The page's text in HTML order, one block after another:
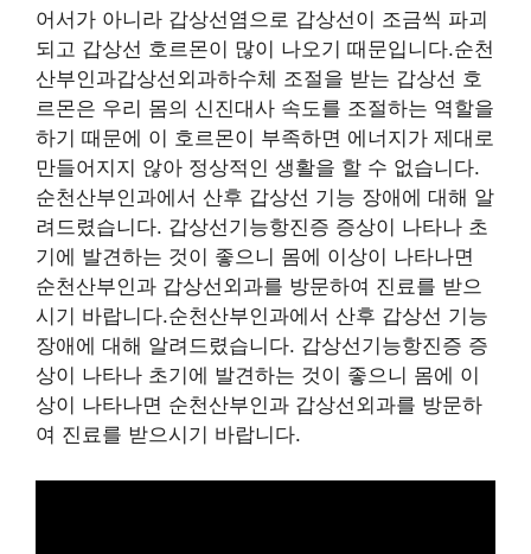
어서가 아니라 갑상선염으로 갑상선이 조금씩 파괴
되고 갑상선 호르몬이 많이 나오기 때문입니다.순천
산부인과갑상선외과하수체 조절을 받는 갑상선 호
르몬은 우리 몸의 신진대사 속도를 조절하는 역할을
하기 때문에 이 호르몬이 부족하면 에너지가 제대로
만들어지지 않아 정상적인 생활을 할 수 없습니다.
순천산부인과에서 산후 갑상선 기능 장애에 대해 알
려드렸습니다. 갑상선기능항진증 증상이 나타나 초
기에 발견하는 것이 좋으니 몸에 이상이 나타나면
순천산부인과 갑상선외과를 방문하여 진료를 받으
시기 바랍니다.순천산부인과에서 산후 갑상선 기능
장애에 대해 알려드렸습니다. 갑상선기능항진증 증
상이 나타나 초기에 발견하는 것이 좋으니 몸에 이
상이 나타나면 순천산부인과 갑상선외과를 방문하
여 진료를 받으시기 바랍니다.